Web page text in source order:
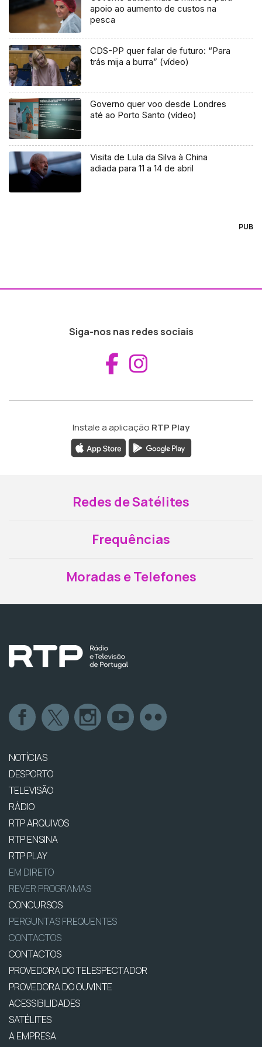
apoio ao aumento de custos na
pesca
CDS-PP quer falar de futuro: “Para
trás mija a burra” (vídeo)
Governo quer voo desde Londres
até ao Porto Santo (vídeo)
Visita de Lula da Silva à China
adiada para 11 a 14 de abril
PUB
Siga-nos nas redes sociais
Aceder ao
Instale a aplicação RTP Play
Redes de Satélites
Frequências
Moradas e Telefones
NOTÍCIAS
DESPORTO
TELEVISÃO
RÁDIO
RTP ARQUIVOS
RTP ENSINA
RTP PLAY
EM DIRETO
REVER PROGRAMAS
CONCURSOS
PERGUNTAS FREQUENTES
CONTACTOS
CONTACTOS
PROVEDORA DO TELESPECTADOR
PROVEDORA DO OUVINTE
ACESSIBILIDADES
SATÉLITES
A EMPRESA